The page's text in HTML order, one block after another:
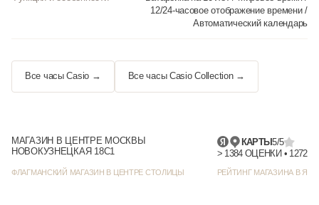
12/24-часовое отображение времени /
Автоматический календарь
Все часы Casio → Все часы Casio Collection →
МАГАЗИН В ЦЕНТРЕ МОСКВЫ
НОВОКУЗНЕЦКАЯ 18С1
ФЛАГМАНСКИЙ МАГАЗИН В ЦЕНТРЕ СТОЛИЦЫ
КАРТЫ5/5
РЕЙТИНГ МАГАЗИНА В